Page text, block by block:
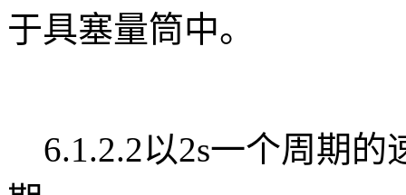
于具塞量筒中。
6.1.2.2以2s一个周期的